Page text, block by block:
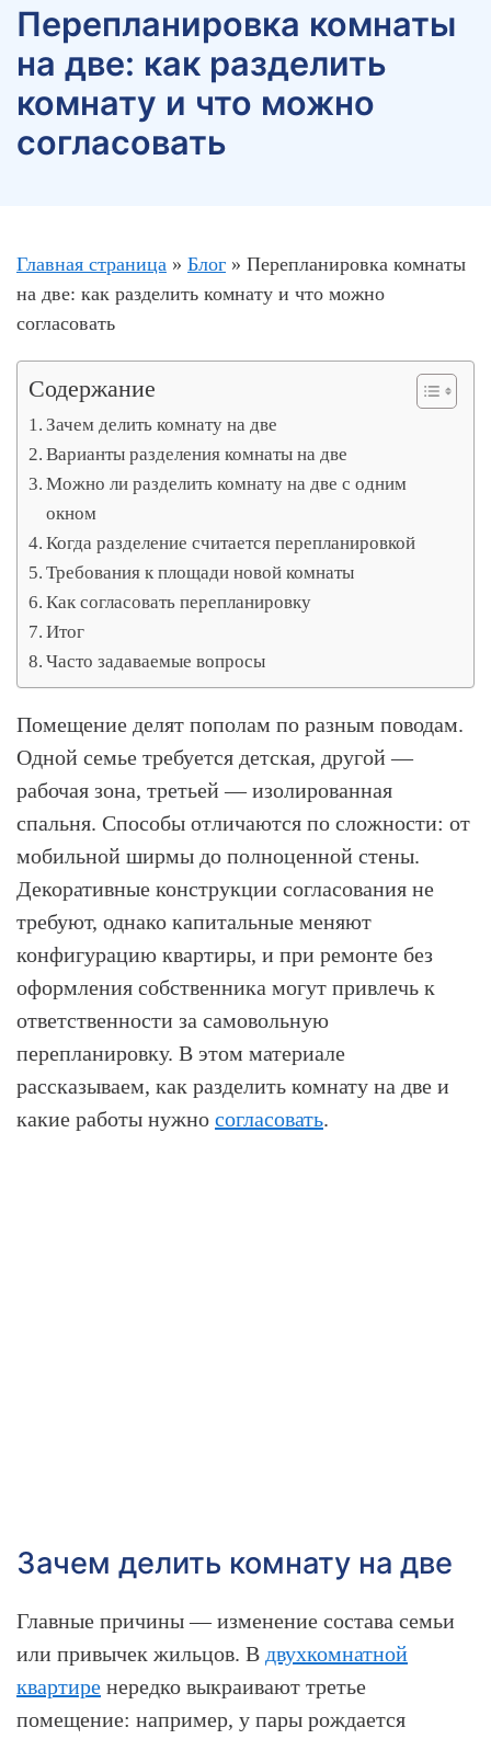
Перепланировка комнаты
на две: как разделить
комнату и что можно
согласовать
Главная страница » Блог » Перепланировка комнаты
на две: как разделить комнату и что можно
согласовать
Содержание
Зачем делить комнату на две
Варианты разделения комнаты на две
Можно ли разделить комнату на две с одним
окном
Когда разделение считается перепланировкой
Требования к площади новой комнаты
Как согласовать перепланировку
Итог
Часто задаваемые вопросы
Помещение делят пополам по разным поводам.
Одной семье требуется детская, другой —
рабочая зона, третьей — изолированная
спальня. Способы отличаются по сложности: от
мобильной ширмы до полноценной стены.
Декоративные конструкции согласования не
требуют, однако капитальные меняют
конфигурацию квартиры, и при ремонте без
оформления собственника могут привлечь к
ответственности за самовольную
перепланировку. В этом материале
рассказываем, как разделить комнату на две и
какие работы нужно согласовать.
Зачем делить комнату на две
Главные причины — изменение состава семьи
или привычек жильцов. В двухкомнатной
квартире нередко выкраивают третье
помещение: например, у пары рождается